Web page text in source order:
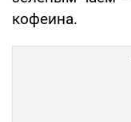
кофеина.